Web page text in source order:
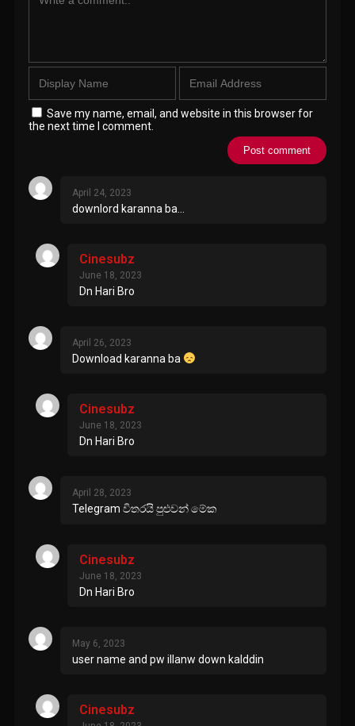
Save my name, email, and website in this browser for
the next time I comment.
April 24, 2023
downlord karanna ba…
Cinesubz
June 18, 2023
Dn Hari Bro
April 26, 2023
Download karanna ba
Cinesubz
June 18, 2023
Dn Hari Bro
April 28, 2023
Telegram විතරයි පුළුවන් මේක
Cinesubz
June 18, 2023
Dn Hari Bro
May 6, 2023
user name and pw illanw down kalddin
Cinesubz